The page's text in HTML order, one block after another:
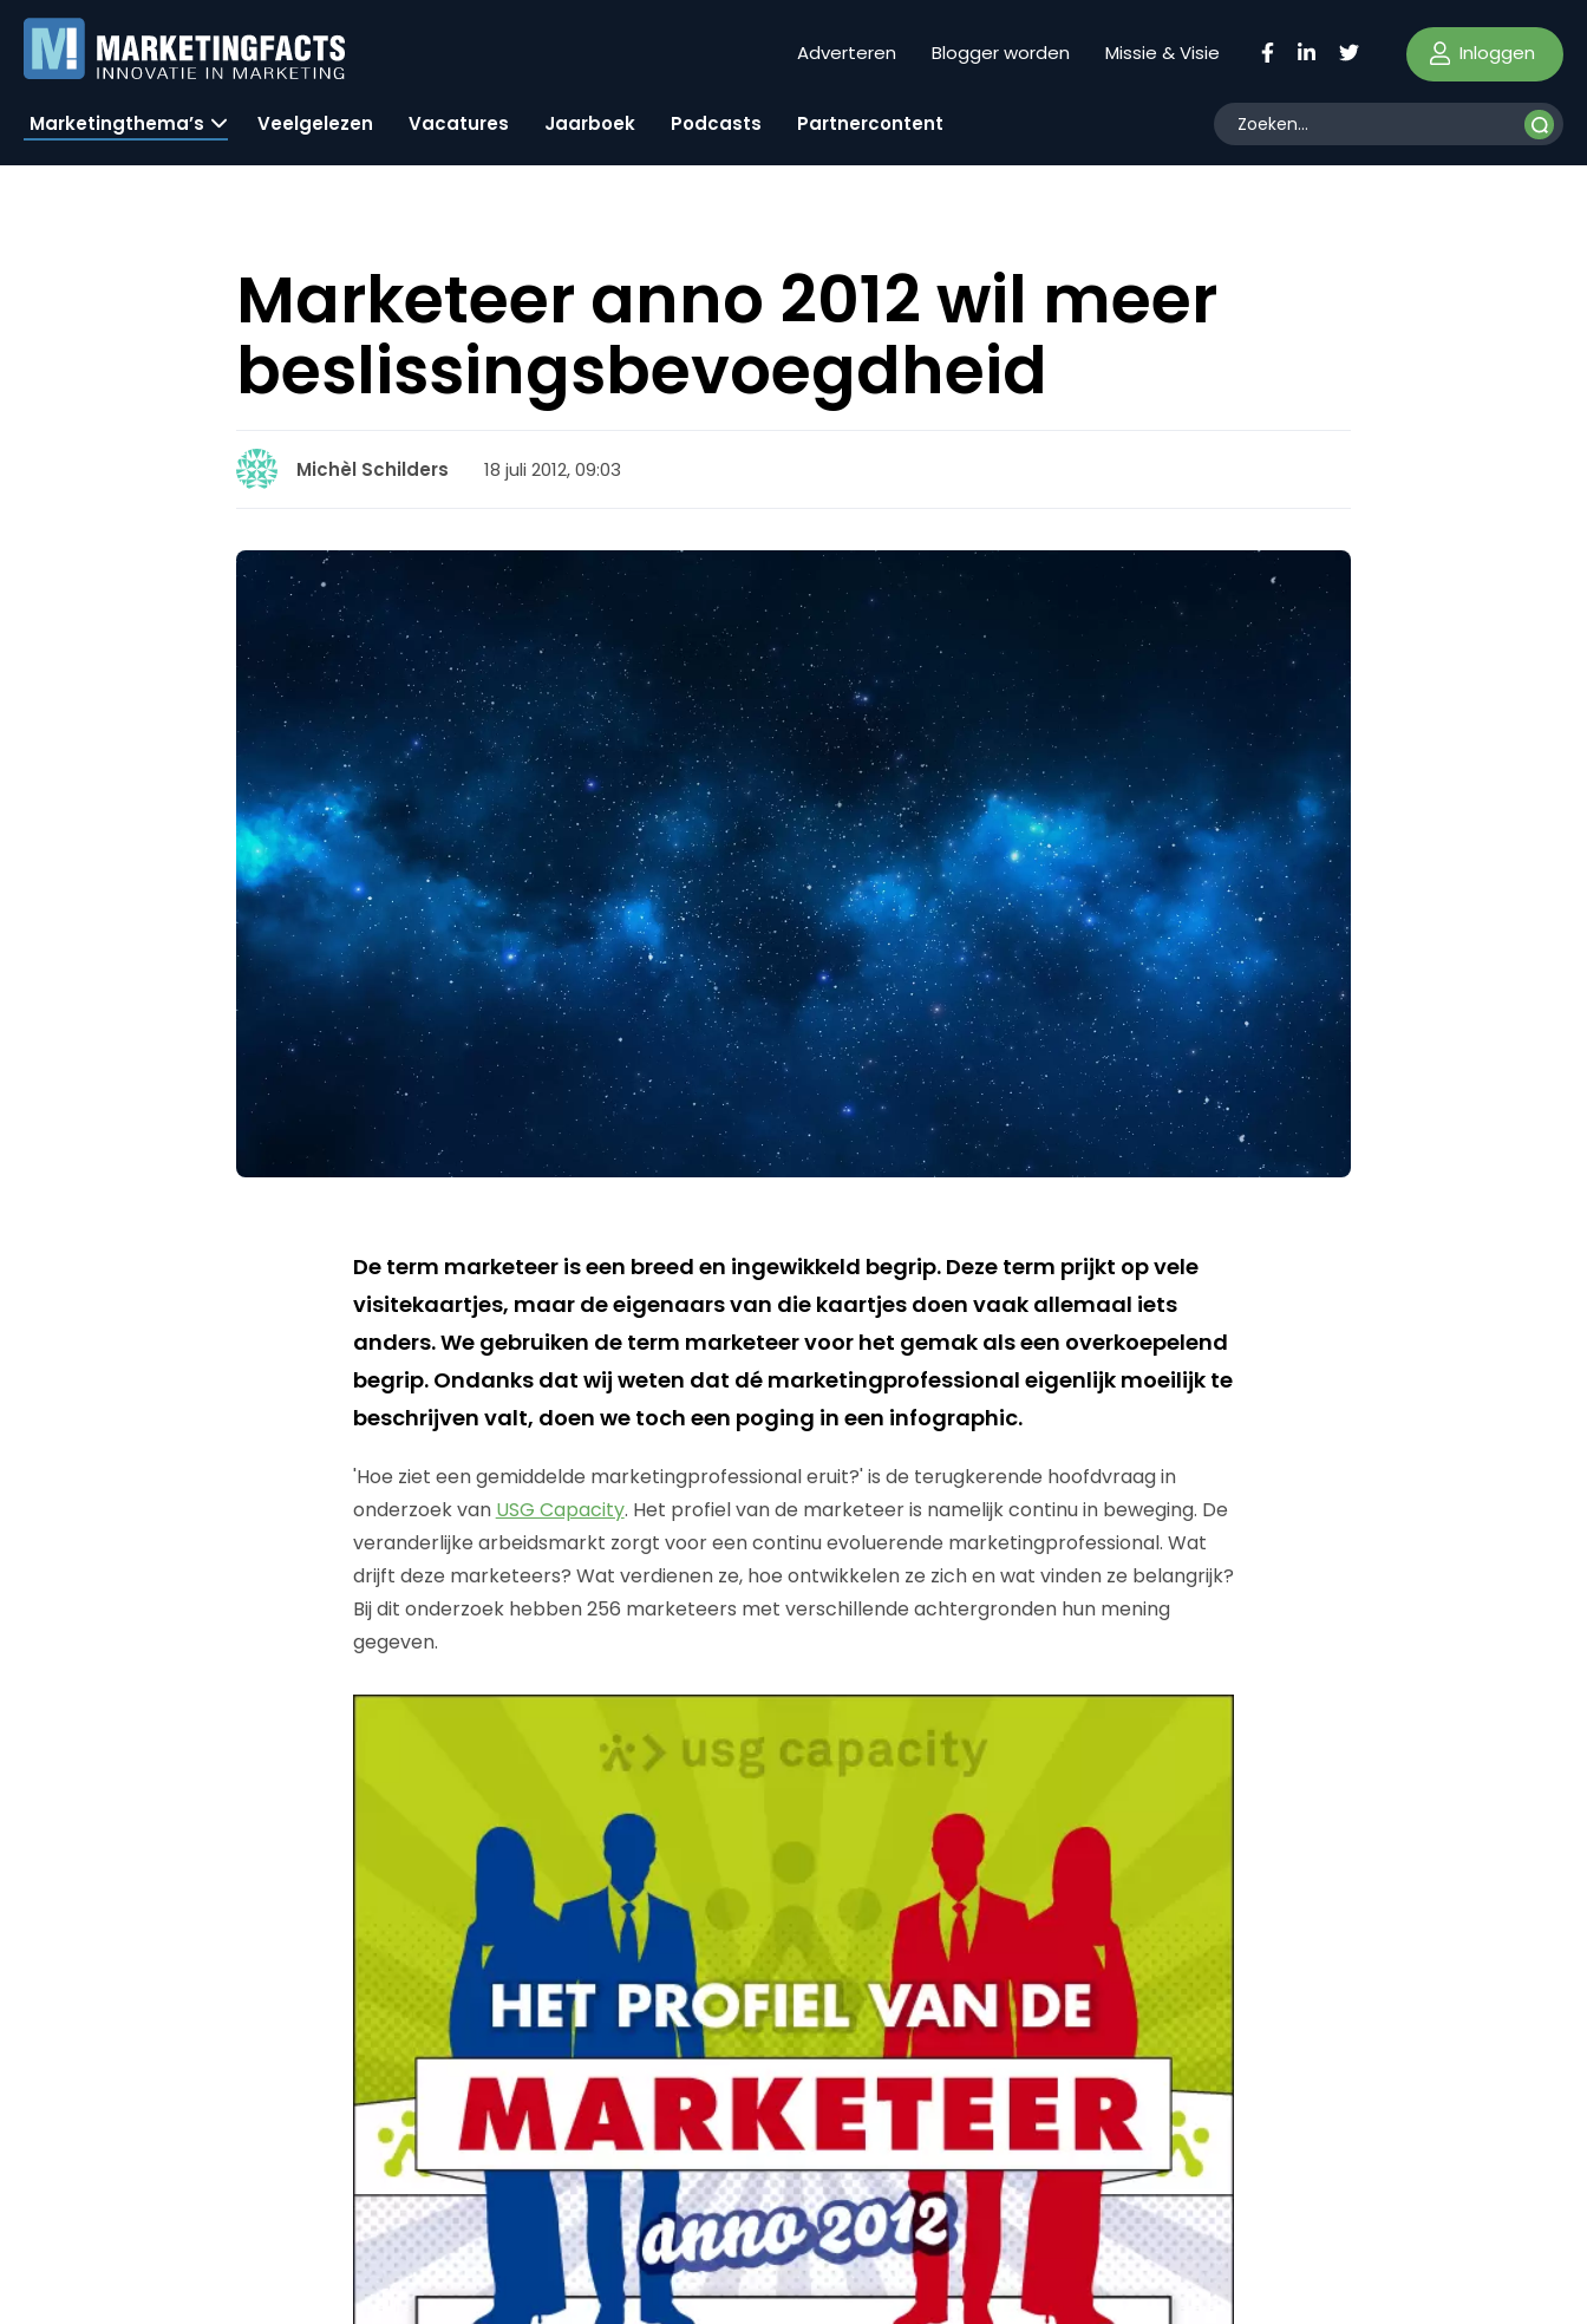
Adverteren Blogger worden Missie & Visie Inloggen
Marketingthema’s Veelgelezen Vacatures Jaarboek Podcasts Partnercontent
Marketeer anno 2012 wil meer
beslissingsbevoegdheid
Michèl Schilders 18 juli 2012, 09:03
De term marketeer is een breed en ingewikkeld begrip. Deze term prijkt op vele
visitekaartjes, maar de eigenaars van die kaartjes doen vaak allemaal iets
anders. We gebruiken de term marketeer voor het gemak als een overkoepelend
begrip. Ondanks dat wij weten dat dé marketingprofessional eigenlijk moeilijk te
beschrijven valt, doen we toch een poging in een infographic.
'Hoe ziet een gemiddelde marketingprofessional eruit?' is de terugkerende hoofdvraag in
onderzoek van USG Capacity. Het profiel van de marketeer is namelijk continu in beweging. De
veranderlijke arbeidsmarkt zorgt voor een continu evoluerende marketingprofessional. Wat
drijft deze marketeers? Wat verdienen ze, hoe ontwikkelen ze zich en wat vinden ze belangrijk?
Bij dit onderzoek hebben 256 marketeers met verschillende achtergronden hun mening
gegeven.